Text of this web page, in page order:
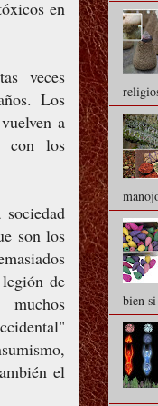
en
veces
Los
a
con los
son los
de
muchos
el
bien